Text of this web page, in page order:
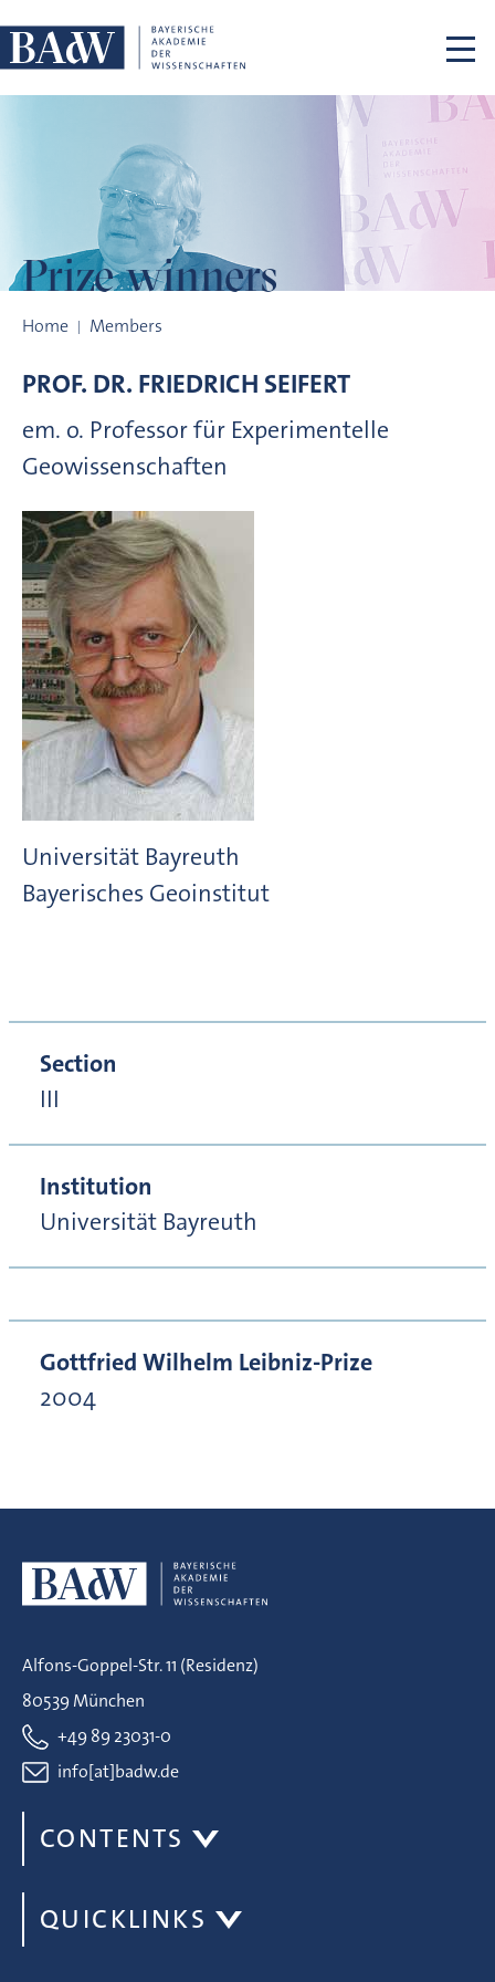
Prize winners
Home Members
PROF. DR. FRIEDRICH SEIFERT
em. o. Professor für Experimentelle
Geowissenschaften
Universität Bayreuth
Bayerisches Geoinstitut
Section
III
Institution
Universität Bayreuth
Gottfried Wilhelm Leibniz-Prize
2004
Alfons-Goppel-Str. 11 (Residenz)
80539 München
+49 89 23031-0
info[at]badw.de
CONTENTS
QUICKLINKS